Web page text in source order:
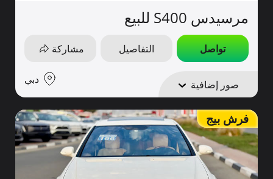
مرسيدس S400 للبيع
تواصل التفاصيل مشاركة
صور إضافية دبي
فرش بيج